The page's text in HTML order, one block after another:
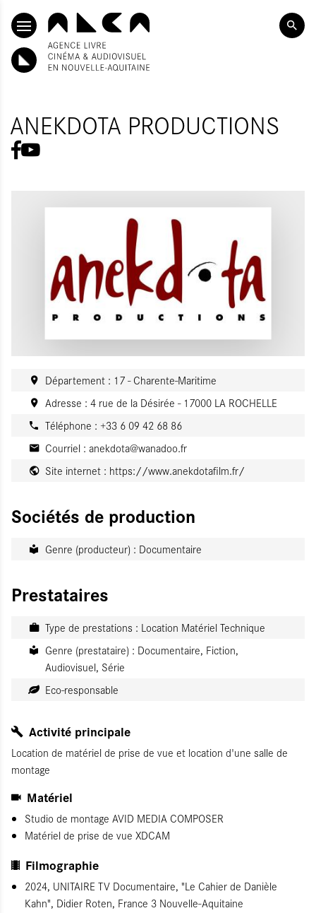
ALLER AU CONTENU PRINCIPAL
ANEKDOTA PRODUCTIONS
Département : 17 - Charente-Maritime
Adresse : 4 rue de la Désirée - 17000 LA ROCHELLE
Téléphone : +33 6 09 42 68 86
Courriel : anekdota@wanadoo.fr
Site internet : https://www.anekdotafilm.fr/
Sociétés de production
Genre (producteur) : Documentaire
Prestataires
Type de prestations : Location Matériel Technique
Genre (prestataire) : Documentaire, Fiction,
Audiovisuel, Série
Eco-responsable
Activité principale
Location de matériel de prise de vue et location d'une salle de
montage
Matériel
Studio de montage AVID MEDIA COMPOSER
Matériel de prise de vue XDCAM
Filmographie
2024, UNITAIRE TV Documentaire, "Le Cahier de Danièle
Kahn", Didier Roten, France 3 Nouvelle-Aquitaine